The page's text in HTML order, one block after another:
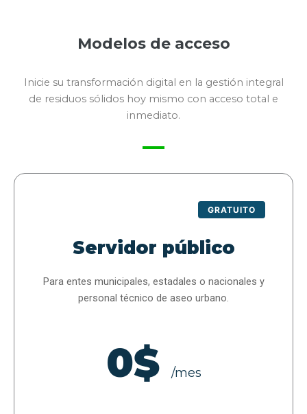
Modelos de acceso
Inicie su transformación digital en la gestión integral
de residuos sólidos hoy mismo con acceso total e
inmediato.
GRATUITO
Servidor público
Para entes municipales, estadales o nacionales y
personal técnico de aseo urbano.
0$ /mes